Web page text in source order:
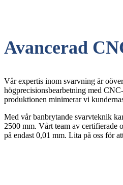
Avancerad
Vår expertis inom svarvning är
högprecisionsbearbetning med
produktionen minimerar vi
Med vår banbrytande svarvteknik
2500 mm. Vårt team av certifierade
på endast 0,01 mm. Lita på oss för